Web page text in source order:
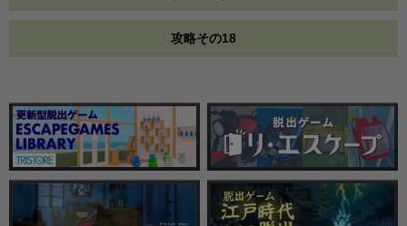
攻略その18